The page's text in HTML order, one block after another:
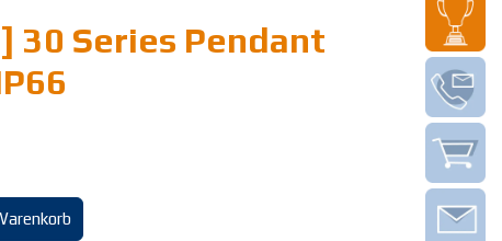
30 Series Pendant